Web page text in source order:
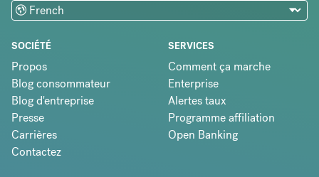
SOCIÉTÉ
Propos
Blog consommateur
Blog d'entreprise
Presse
Carrières
Contactez
SERVICES
Comment ça marche
Enterprise
Alertes taux
Programme affiliation
Open Banking